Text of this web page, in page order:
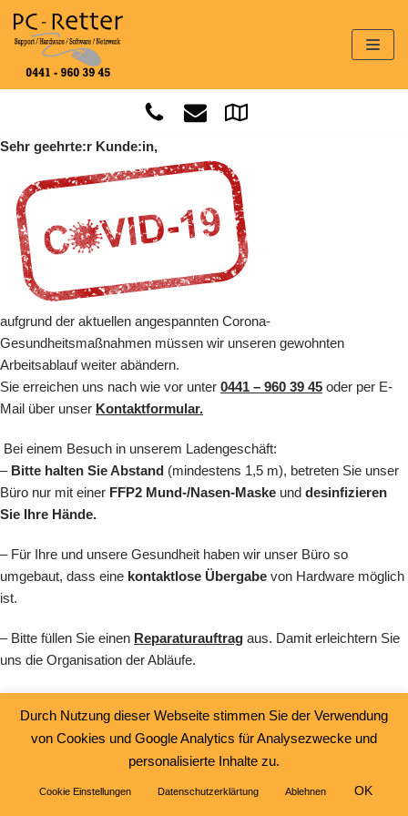
Zum
Inhalt
Sehr geehrte:r Kunde:in,
aufgrund der aktuellen angespannten Corona-
Gesundheitsmaßnahmen müssen wir unseren gewohnten
Arbeitsablauf weiter abändern.
Sie erreichen uns nach wie vor unter 0441 – 960 39 45 oder per E-
Mail über unser Kontaktformular.
Bei einem Besuch in unserem Ladengeschäft:
– Bitte halten Sie Abstand (mindestens 1,5 m), betreten Sie unser
Büro nur mit einer FFP2 Mund-/Nasen-Maske und desinfizieren
Sie Ihre Hände.
– Für Ihre und unsere Gesundheit haben wir unser Büro so
umgebaut, dass eine kontaktlose Übergabe von Hardware möglich
ist.
– Bitte füllen Sie einen Reparaturauftrag aus. Damit erleichtern Sie
uns die Organisation der Abläufe.
Termin zu vereinbaren.
Durch Nutzung dieser Webseite stimmen Sie der Verwendung
von Cookies und Google Analytics für Analysezwecke und
personalisierte Inhalte zu.
Cookie Einstellungen Datenschutzerklärtung Ablehnen OK